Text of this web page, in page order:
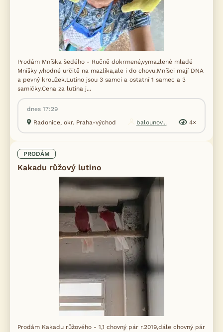
Prodám Mníška šedého - Ručně dokrmené,vymazlené mladé
Mníšky ,vhodné určitě na mazlíka,ale i do chovu.Mníšci mají DNA
a pevný kroužek.Lutino jsou 3 samci a ostatní 1 samec a 3
samičky.Cena za lutina j...
dnes 17:29
Radonice, okr. Praha-východ
balounov... 4×
PRODÁM
Kakadu růžový lutino
Prodám Kakadu růžového - 1,1 chovný pár r.2019,dále chovný pár